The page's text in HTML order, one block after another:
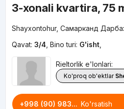
3-xonali kvartira, 75
Shayxontohur, Самарканд
Qavat: 3/4 Bino turi: G'isht,
Rieltorlik e'lonlari:
Ko'proq ob'ektlar
+998 (90) 983... Ko'rsatish